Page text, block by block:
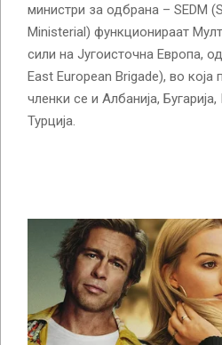
министри за одбрана – SEDM
Ministerial) функционираат
сили на Југоисточна Европа,
East European Brigade), во која
членки се и Албанија, Бугарија,
Турција.